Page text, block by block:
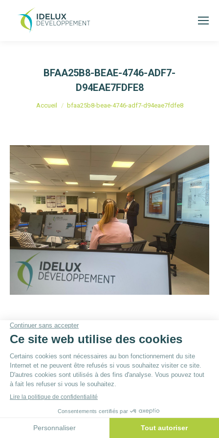
BFAA25B8-BEAE-4746-ADF7-
D94EAE7FDFE8
Vous êtes ici :
Accueil bfaa25b8-beae-4746-adf7-d94eae7fdfe8
© ByPoush
Menu du bas